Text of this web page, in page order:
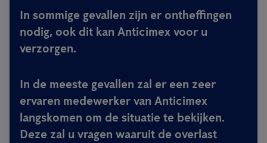
In sommige gevallen zijn er ontheffingen
nodig, ook dit kan Anticimex voor u
verzorgen.
In de meeste gevallen zal er een zeer
ervaren medewerker van Anticimex
langskomen om de situatie te bekijken.
Deze zal u vragen waaruit de overlast